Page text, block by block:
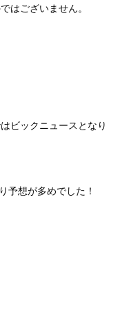
はございません。
ビックニュースとなり
予想が多めでした！